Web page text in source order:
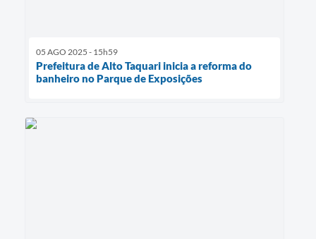
05 AGO 2025 - 15h59
Prefeitura de Alto Taquari inicia a reforma do
banheiro no Parque de Exposições